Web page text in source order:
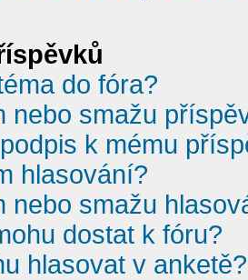
do fóra?
nebo smažu
k mému
hlasování?
nebo smažu
dostat k fóru?
hlasovat v anketě?